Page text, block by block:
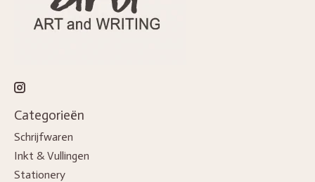
Categorieën
Schrijfwaren
Inkt & Vullingen
Stationery